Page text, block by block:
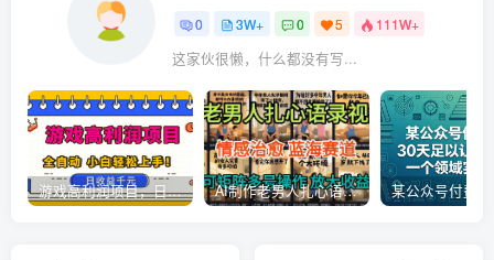
0 3W+ 0 5 111W+
这家伙很懒，什么都没有写...
游戏高利润项目，日收益1k+，全自动，无需值守，解放双手，小白轻松上手【揭秘】 AI制作老男人扎心语录，5分钟一条，操作简单，流量非常大，保姆级教程